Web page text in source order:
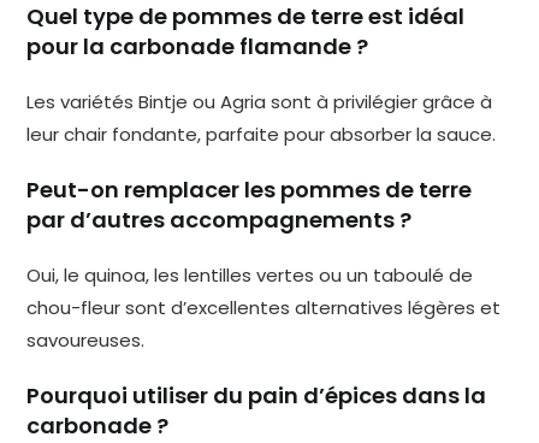
Quel type de pommes de terre est idéal
pour la carbonade flamande ?
Les variétés Bintje ou Agria sont à privilégier grâce à
leur chair fondante, parfaite pour absorber la sauce.
Peut-on remplacer les pommes de terre
par d’autres accompagnements ?
Oui, le quinoa, les lentilles vertes ou un taboulé de
chou-fleur sont d’excellentes alternatives légères et
savoureuses.
Pourquoi utiliser du pain d’épices dans la
carbonade ?